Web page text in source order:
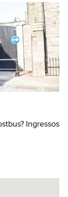
Ingressos